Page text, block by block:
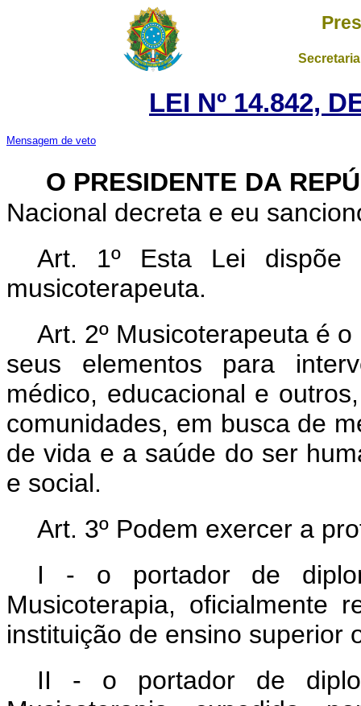
LEI Nº 14.842,
Mensagem de veto
O PRESIDENTE DA
Nacional decreta e eu
Art. 1º Esta Lei dispõe
musicoterapeuta.
Art. 2º Musicoterapeuta é
seus elementos para
médico, educacional e
comunidades, em busca de
de vida e a saúde do ser
e social.
Art. 3º Podem exercer a
I - o portador de
Musicoterapia, oficialmente
instituição de ensino superior
II - o portador de